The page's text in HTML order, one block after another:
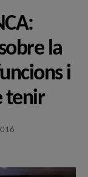
la
i
tenir